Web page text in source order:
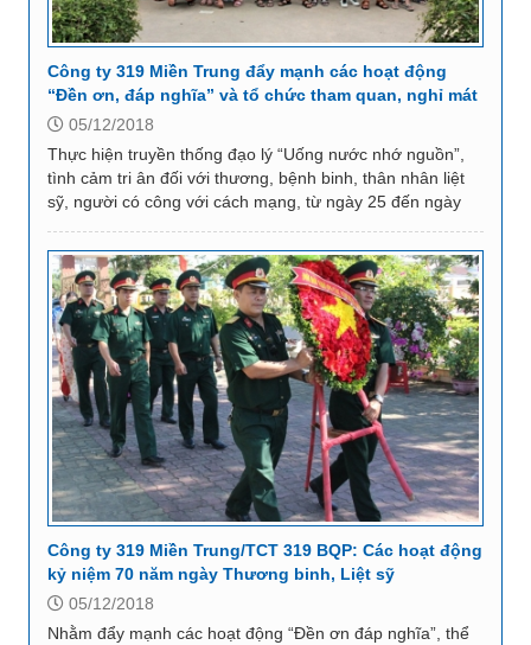
Công ty 319 Miền Trung đẩy mạnh các hoạt động
“Đền ơn, đáp nghĩa” và tổ chức tham quan, nghỉ mát
cho cán bộ, CNV năm 2018
05/12/2018
Thực hiện truyền thống đạo lý “Uống nước nhớ nguồn”,
tình cảm tri ân đối với thương, bệnh binh, thân nhân liệt
sỹ, người có công với cách mạng, từ ngày 25 đến ngày
Công ty 319 Miền Trung/TCT 319 BQP: Các hoạt động
kỷ niệm 70 năm ngày Thương binh, Liệt sỹ
05/12/2018
Nhằm đẩy mạnh các hoạt động “Đền ơn đáp nghĩa”, thể